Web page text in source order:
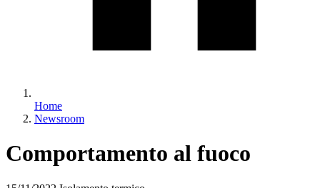
Home
Newsroom
Comportamento al fuoco